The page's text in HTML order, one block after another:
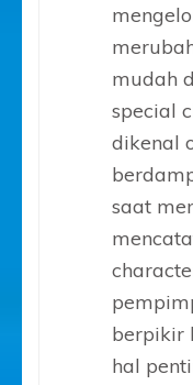
mudah
special
dikenal
saat
berpikir
hal